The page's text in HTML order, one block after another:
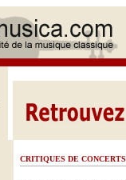
CRITIQUES DE CONCERTS